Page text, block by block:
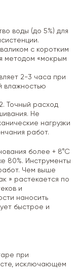
воды (до 5%) для
с коротким
методом «мокрым
2-3 часа при
влажностью
Точный расход
Не
нагрузки
работ.
более + 8°С
80%. Инструменты
Чем выше
» растекается по
и
наносить
быстрое и
при
исключающем